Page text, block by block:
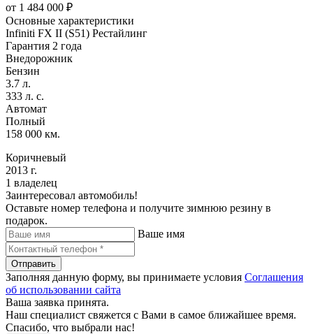
от 1 484 000 ₽
Основные характеристики
Infiniti FX II (S51) Рестайлинг
Гарантия 2 года
Внедорожник
Бензин
3.7 л.
333 л. с.
Автомат
Полный
158 000 км.
Коричневый
2013 г.
1 владелец
Заинтересовал автомобиль!
Оставьте номер телефона и получите зимнюю резину в
подарок.
Ваше имя
Отправить
Заполняя данную форму, вы принимаете условия Соглашения
об использовании сайта
Ваша заявка принята.
Наш специалист свяжется с Вами в самое ближайшее время.
Спасибо, что выбрали нас!